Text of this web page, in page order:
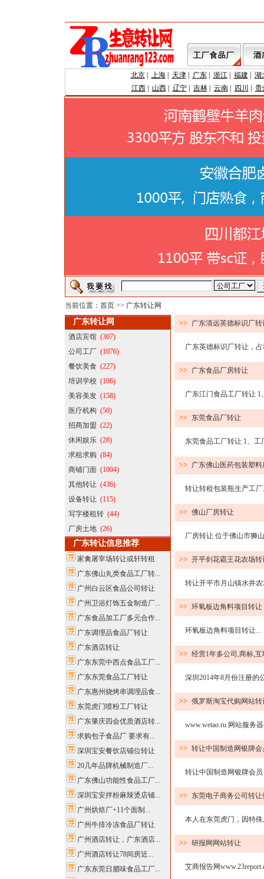
北京| 上海| 天津| 广东| 浙江| 福建| 湖
江西| 山西| 辽宁| 吉林| 云南| 四川 贵
当前位置： 首页 >> 广东转让网
广东转让网
酒店宾馆 (307)
公司工厂 (1076)
餐饮美食 (227)
培训学校 (106)
美容美发 (158)
医疗机构 (50)
招商加盟 (22)
休闲娱乐 (28)
求租求购 (84)
商铺门面 (1004)
其他转让 (436)
设备转让 (115)
写字楼租转 (44)
厂房土地 (26)
广东转让信息推荐
家禽屠宰场转让或轩转租
广东佛山丸类食品工厂转...
广州白云区食品公司转让
广州卫浴灯饰五金制造厂...
广东食品加工厂多元合作...
广东调理品食品厂转让
广东酒店转让
广东东莞中西点食品工厂...
广东东莞食品工厂转让
广东惠州烧烤串调理品食...
东莞虎门喷粉工厂转让
广东肇庆四会优质酒店转...
求购包子食品厂 要求有...
深圳宝安餐饮店铺位转让
20几年品牌机械制造厂...
广东佛山功能性食品工厂...
深圳宝安拌粉麻辣烫店铺...
广州烘焙厂+11个面制...
广州牛排冷冻食品厂转让
广州酒店转让，广东酒店...
广州酒店转让78间房近...
广东东莞日腊味食品工厂...
>> 广东清远英德标识厂转
广东英德标识厂转让，占
>> 广东食品厂房转让
广东江门食品工厂转让 1
>> 东莞食品厂转让
东莞食品工厂转让 1、工
>> 广东佛山医药包装塑料
转让转租包装瓶生产工厂
>> 佛山厂房转让
厂房转让 位于佛山市狮山
>> 开平剑花霸王花农场转
转让开平市月山镇水井农
>> 环氧板边角料项目转让
环氧板边角料项目转让...
>> 经营1年多公司,商标,
深圳2014年8月份注册的
>> 俄罗斯淘宝代购网站转
www.wetao.ru 网站服务
>> 转让中国制造网银牌会
转让中国制造网银牌会员
>> 东莞电子商务公司转
本人在东莞虎门，因特殊
>> 研报网网站转让
艾商报告网